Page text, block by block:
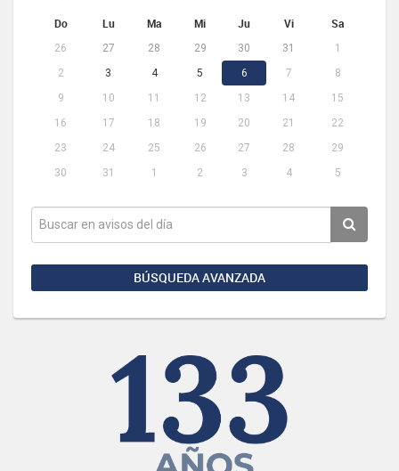
Do Lu Ma Mi Ju Vi Sa
26 27 28 29 30 31
1
2
3 4 5 6 7
8
9
10 11 12 13 14
15
16
17 18 19 20 21
22
23
24 25 26 27 28
29
30
31 1 2 3 4 5
BÚSQUEDA AVANZADA